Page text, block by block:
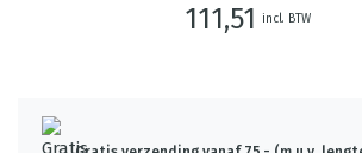
111,51 incl. BTW